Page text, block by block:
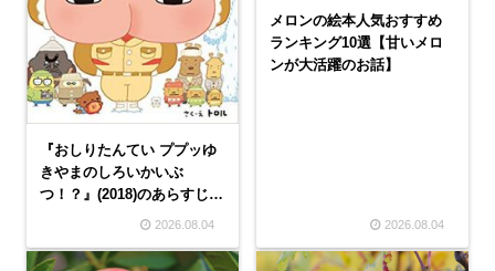
『おしりたんてい ププッゆ
きやまのしろいかいぶ
つ！？』(2018)のあらすじ・
口コミと評判【謎解き絵
2026.08.04
メロンの絵本人気おすすめ
ランキング10選【甘いメロ
ンが大活躍のお話】
2026.08.04